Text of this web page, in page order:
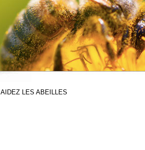
AIDEZ LES ABEILLES